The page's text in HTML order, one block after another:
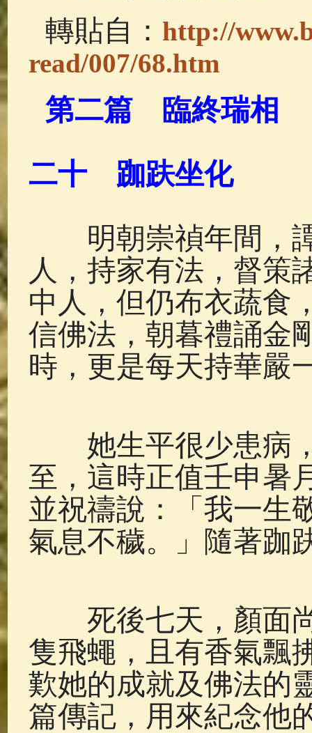
轉貼自： http://
read/007/68.htm
第二篇 臨終瑞相
二十 跏趺坐化
明朝崇禎年間，譚
人，持家有法，督策
中人，但仍布衣蔬食
信佛法，朝暮禮誦金
時，更是每天持華嚴
她生平很少患病，
至，這時正值壬申暑
並祝禱說：「我一生
氣息不穢。」隨著跏
死後七天，顏面尚
隻飛蠅，且有香氣飄
歎她的成就及佛法的
篇傳記，用來紀念他